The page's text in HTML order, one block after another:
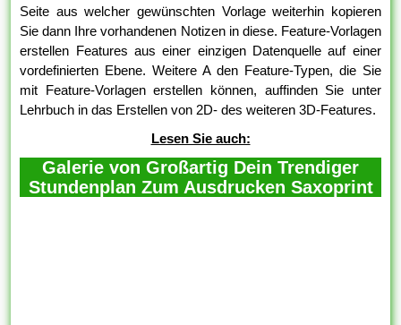
Seite aus welcher gewünschten Vorlage weiterhin kopieren
Sie dann Ihre vorhandenen Notizen in diese. Feature-Vorlagen
erstellen Features aus einer einzigen Datenquelle auf einer
vordefinierten Ebene. Weitere A den Feature-Typen, die Sie
mit Feature-Vorlagen erstellen können, auffinden Sie unter
Lehrbuch in das Erstellen von 2D- des weiteren 3D-Features.
Lesen Sie auch:
Galerie von Großartig Dein Trendiger
Stundenplan Zum Ausdrucken Saxoprint